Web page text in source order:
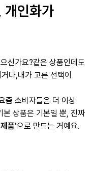
개인화가
신가요?같은 상품인데도
나,내가 고른 선택이
즘 소비자들은 더 이상
본 상품은 기본일 뿐, 진짜
품’으로 만드는 거예요.